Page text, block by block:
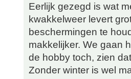
Eerlijk gezegd is wat
kwakkelweer levert
beschermingen te
makkelijker. We gaan
de hobby toch, zien
Zonder winter is wel